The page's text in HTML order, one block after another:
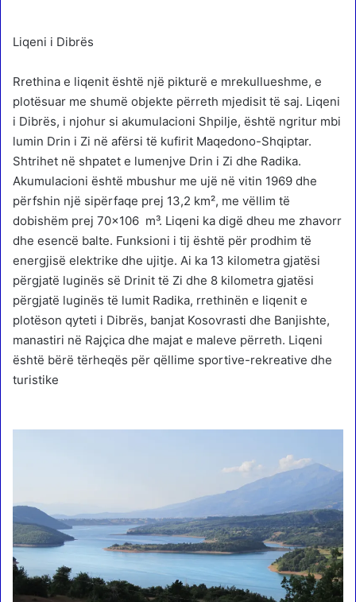
Liqeni i Dibrës
Rrethina e liqenit është një pikturë e mrekullueshme, e
plotësuar me shumë objekte përreth mjedisit të saj. Liqeni
i Dibrës, i njohur si akumulacioni Shpilje, është ngritur mbi
lumin Drin i Zi në afërsi të kufirit Maqedono-Shqiptar.
Shtrihet në shpatet e lumenjve Drin i Zi dhe Radika.
Akumulacioni është mbushur me ujë në vitin 1969 dhe
përfshin një sipërfaqe prej 13,2 km², me vëllim të
dobishëm prej 70×106 m³. Liqeni ka digë dheu me zhavorr
dhe esencë balte. Funksioni i tij është për prodhim të
energjisë elektrike dhe ujitje. Ai ka 13 kilometra gjatësi
përgjatë luginës së Drinit të Zi dhe 8 kilometra gjatësi
përgjatë luginës të lumit Radika, rrethinën e liqenit e
plotëson qyteti i Dibrës, banjat Kosovrasti dhe Banjishte,
manastiri në Rajçica dhe majat e maleve përreth. Liqeni
është bërë tërheqës për qëllime sportive-rekreative dhe
turistike